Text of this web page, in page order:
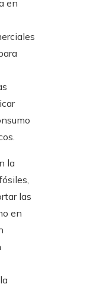
en
la
las
en